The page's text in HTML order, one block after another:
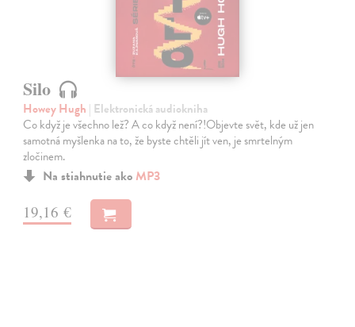
Silo
Howey Hugh | Elektronická audiokniha
Co když je všechno lež? A co když není?!Objevte svět, kde už jen
samotná myšlenka na to, že byste chtěli jít ven, je smrtelným
zločinem.
Na stiahnutie ako MP3
19,16 €